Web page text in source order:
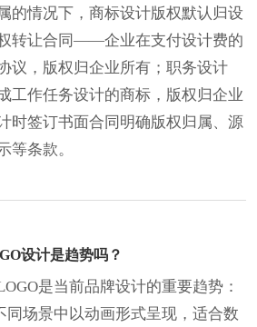
的情况下，商标设计版权默认归设
转让合同——企业在支付设计费的
议，版权归企业所有；职务设计
作任务设计的商标，版权归企业
时签订书面合同明确版权归属、源
等条款。
设计是趋势吗？
是当前品牌设计的重要趋势：
场景中以动画形式呈现，适合数